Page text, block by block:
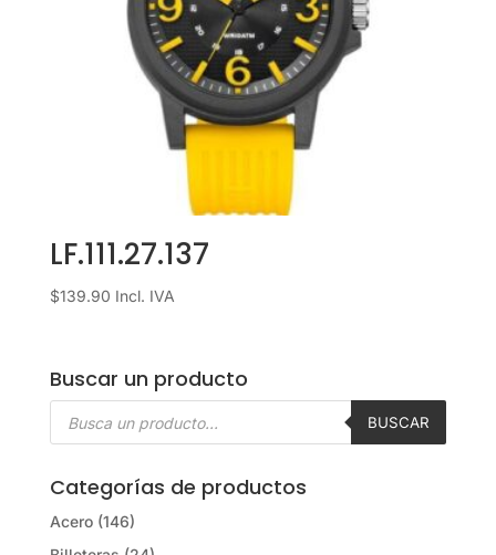
LF.111.27.137
$139.90 Incl. IVA
Buscar un producto
Búsqueda
BUSCAR
Categorías de productos
Acero (146)